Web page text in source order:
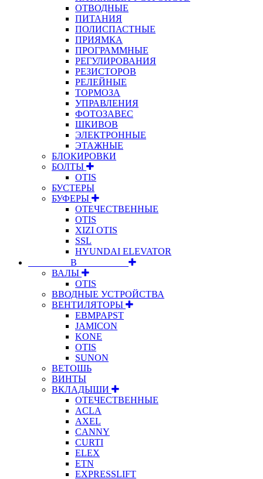
ОТВОДНЫЕ
ПИТАНИЯ
ПОЛИСПАСТНЫЕ
ПРИЯМКА
ПРОГРАММНЫЕ
РЕГУЛИРОВАНИЯ
РЕЗИСТОРОВ
РЕЛЕЙНЫЕ
ТОРМОЗА
УПРАВЛЕНИЯ
ФОТОЗАВЕС
ШКИВОВ
ЭЛЕКТРОННЫЕ
ЭТАЖНЫЕ
БЛОКИРОВКИ
БОЛТЫ
OTIS
БУСТЕРЫ
БУФЕРЫ
ОТЕЧЕСТВЕННЫЕ
OTIS
XIZI OTIS
SSL
HYUNDAI ELEVATOR
⠀⠀⠀⠀⠀⠀В⠀⠀⠀⠀⠀⠀⠀
ВАЛЫ
OTIS
ВВОДНЫЕ УСТРОЙСТВА
ВЕНТИЛЯТОРЫ
EBMPAPST
JAMICON
KONE
OTIS
SUNON
ВЕТОШЬ
ВИНТЫ
ВКЛАДЫШИ
ОТЕЧЕСТВЕННЫЕ
ACLA
AXEL
CANNY
CURTI
ELEX
ETN
EXPRESSLIFT